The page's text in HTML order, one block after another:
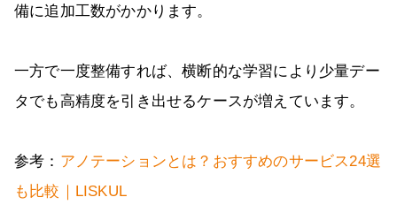
備に追加工数がかかります。
一方で一度整備すれば、横断的な学習により少量デー
タでも高精度を引き出せるケースが増えています。
参考： アノテーションとは？おすすめのサービス24選
も比較｜LISKUL